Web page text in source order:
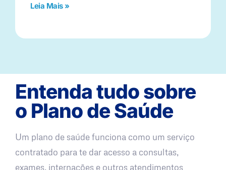
Leia Mais »
Entenda tudo sobre
o Plano de Saúde
Um plano de saúde funciona como um serviço
contratado para te dar acesso a consultas,
exames, internações e outros atendimentos